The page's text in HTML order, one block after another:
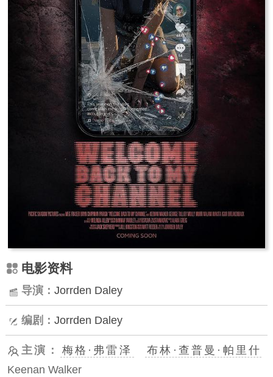
电影资料
导演： Jorrden Daley
编剧： Jorrden Daley
主演： 梅格·弗雷泽
布林·查普曼·帕里什
Keenan Walker